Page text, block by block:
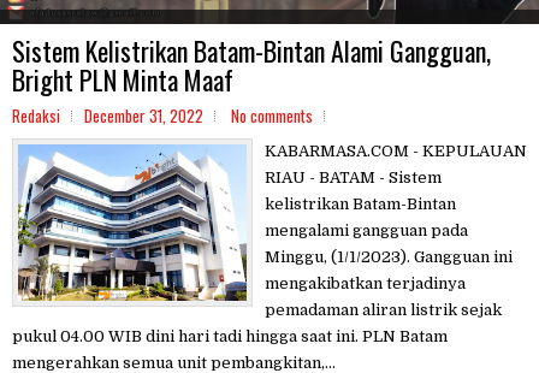
Sistem Kelistrikan Batam-Bintan Alami Gangguan,
Bright PLN Minta Maaf
Redaksi December 31, 2022 No comments
KABARMASA.COM - KEPULAUAN
RIAU - BATAM - Sistem
kelistrikan Batam-Bintan
mengalami gangguan pada
Minggu, (1/1/2023). Gangguan ini
mengakibatkan terjadinya
pemadaman aliran listrik sejak
pukul 04.00 WIB dini hari tadi hingga saat ini. PLN Batam
mengerahkan semua unit pembangkitan,...